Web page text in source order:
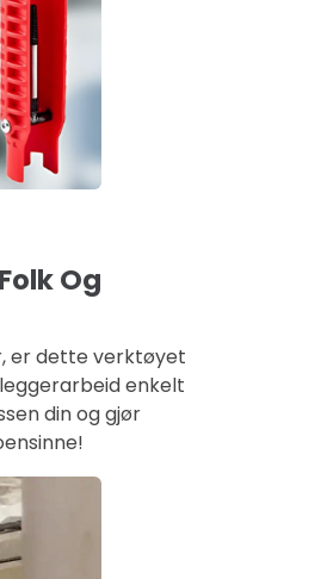
Og
er dette verktøyet
enkelt
din og gjør